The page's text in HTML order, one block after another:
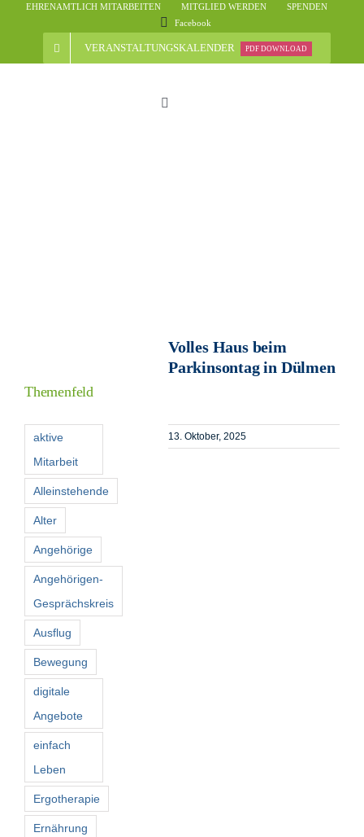
EHRENAMTLICH MITARBEITEN MITGLIED WERDEN
SPENDEN
Facebook
VERANSTALTUNGSKALENDER PDF DOWNLOAD
Toggle
Informationen
Volles Haus beim
Parkinsontag in Dülmen
13. Oktober, 2025
Themenfeld
aktive
Mitarbeit
Alleinstehende
Alter
Angehörige
Angehörigen-
Gesprächskreis
Ausflug
Bewegung
digitale
Angebote
einfach
Leben
Ergotherapie
Ernährung